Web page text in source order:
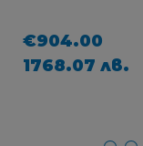
€904.00
1768.07 лв.